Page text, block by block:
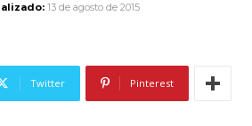
13 de agosto de 2015
Twitter Pinterest